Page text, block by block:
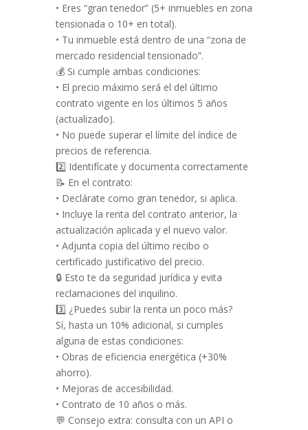
• Eres “gran tenedor” (5+ inmuebles en zona
tensionada o 10+ en total).
• Tu inmueble está dentro de una “zona de
mercado residencial tensionado”.
💰 Si cumple ambas condiciones:
• El precio máximo será el del último
contrato vigente en los últimos 5 años
(actualizado).
• No puede superar el límite del índice de
precios de referencia.
2️⃣ Identifícate y documenta correctamente
📝 En el contrato:
• Declárate como gran tenedor, si aplica.
• Incluye la renta del contrato anterior, la
actualización aplicada y el nuevo valor.
• Adjunta copia del último recibo o
certificado justificativo del precio.
🔒 Esto te da seguridad jurídica y evita
reclamaciones del inquilino.
3️⃣ ¿Puedes subir la renta un poco más?
Sí, hasta un 10% adicional, si cumples
alguna de estas condiciones:
• Obras de eficiencia energética (+30%
ahorro).
• Mejoras de accesibilidad.
• Contrato de 10 años o más.
💬 Consejo extra: consulta con un API o